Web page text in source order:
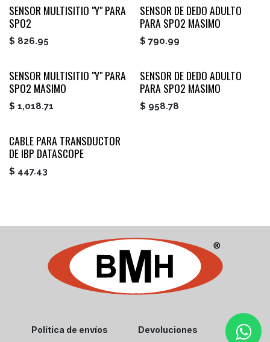
SENSOR MULTISITIO "Y" PARA
SPO2
$ 826.95
SENSOR DE DEDO ADULTO
PARA SPO2 MASIMO
$ 790.99
SENSOR MULTISITIO "Y" PARA
SPO2 MASIMO
$ 1,018.71
SENSOR DE DEDO ADULTO
PARA SPO2 MASIMO
$ 958.78
CABLE PARA TRANSDUCTOR
DE IBP DATASCOPE
$ 447.43
Política de envíos Devoluciones